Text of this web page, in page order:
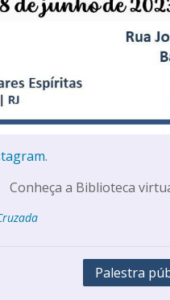
.
Conheça a Biblioteca
Palestra